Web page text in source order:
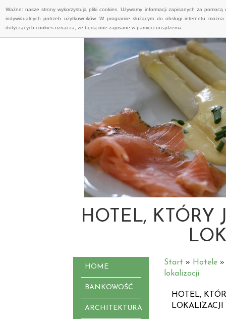
Ważne: nasze strony wykorzystują pliki cookies. Używamy informacji zapisanych za
indywidualnych potrzeb użytkowników. W programie służącym do obsługi internetu
dotyczących cookies oznacza, że będą one zapisane w pamięci urządzenia.
HOTEL, KTÓRY
HOME
BANKOWOŚĆ
ARCHITEKTURA
Start » Hotele
lokalizacji
HOTEL,
LOKALIZACJI